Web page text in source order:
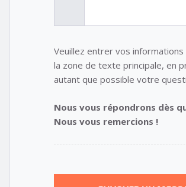
Veuillez entrer vos
la zone de texte principale, en
autant que possible votre
Nous vous répondrons dès
Nous vous remercions !